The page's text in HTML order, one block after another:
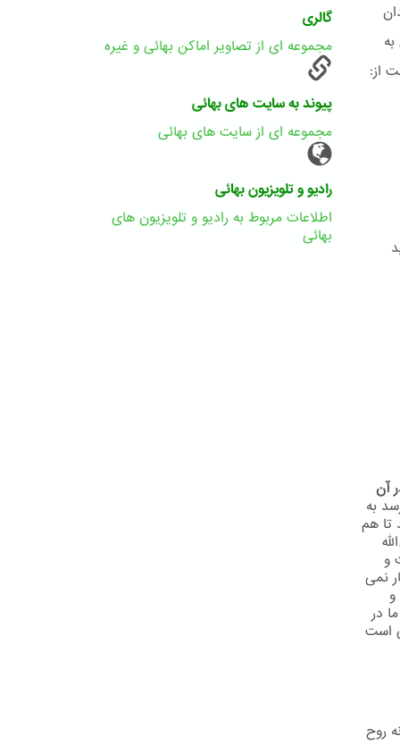
از:
آن
به
تا هم
و
نمی
در
است
روح
گالری
مجموعه ای از تصاویر اماکن بهائی و غیره
پیوند به سایت های بهائی
مجموعه ای از سایت های بهائی
رادیو و تلویزیون بهائی
اطلاعات مربوط به رادیو و تلویزیون های
بهائی